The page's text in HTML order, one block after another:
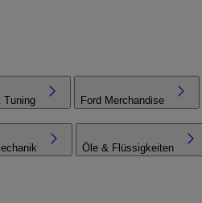
Tuning Ford Merchandise
Öle & Flüssigkeiten